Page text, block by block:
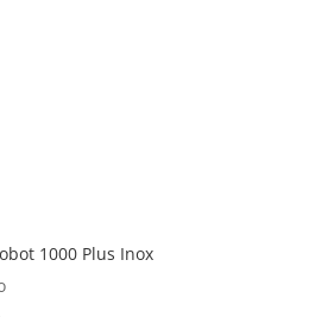
1000 Plus Inox